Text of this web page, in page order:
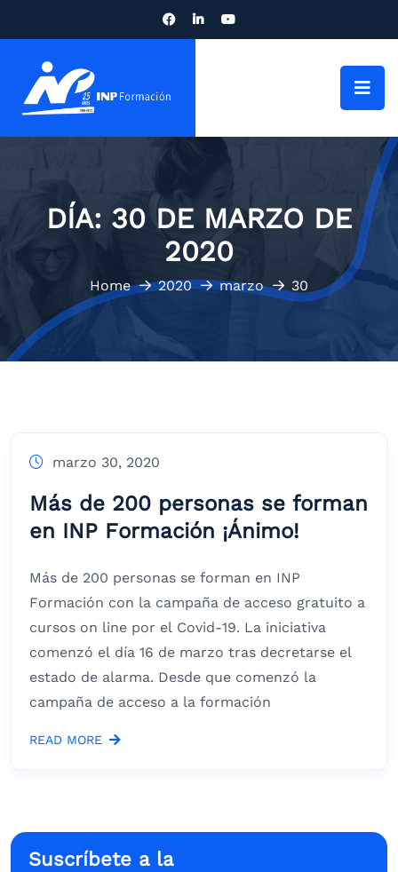
DÍA: 30 DE MARZO DE
2020
Home 2020 marzo 30
marzo 30, 2020
Más de 200 personas se forman
en INP Formación ¡Ánimo!
Más de 200 personas se forman en INP
Formación con la campaña de acceso gratuito a
cursos on line por el Covid-19. La iniciativa
comenzó el día 16 de marzo tras decretarse el
estado de alarma. Desde que comenzó la
campaña de acceso a la formación
READ MORE
Suscríbete a la